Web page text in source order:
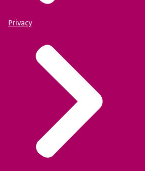
Privacy